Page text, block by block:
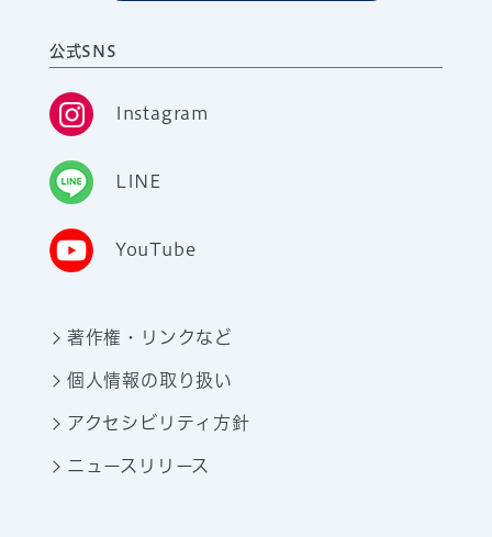
公式SNS
Instagram
LINE
YouTube
著作権・リンクなど
個人情報の取り扱い
アクセシビリティ方針
ニュースリリース